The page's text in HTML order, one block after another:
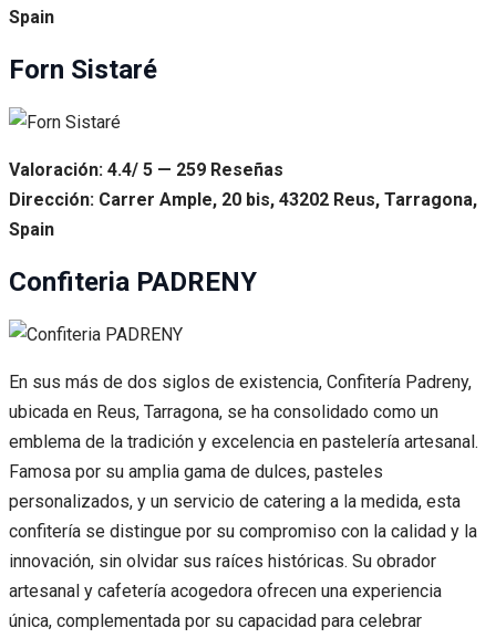
Spain
Forn Sistaré
Valoración: 4.4/ 5 — 259 Reseñas
Dirección: Carrer Ample, 20 bis, 43202 Reus, Tarragona,
Spain
Confiteria PADRENY
En sus más de dos siglos de existencia, Confitería Padreny,
ubicada en Reus, Tarragona, se ha consolidado como un
emblema de la tradición y excelencia en pastelería artesanal.
Famosa por su amplia gama de dulces, pasteles
personalizados, y un servicio de catering a la medida, esta
confitería se distingue por su compromiso con la calidad y la
innovación, sin olvidar sus raíces históricas. Su obrador
artesanal y cafetería acogedora ofrecen una experiencia
única, complementada por su capacidad para celebrar